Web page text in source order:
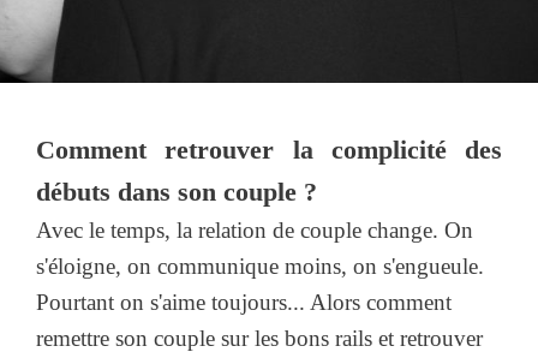
Comment retrouver la complicité des
débuts dans son couple ?
Avec le temps, la relation de couple change. On
s'éloigne, on communique moins, on s'engueule.
Pourtant on s'aime toujours... Alors comment
remettre son couple sur les bons rails et retrouver